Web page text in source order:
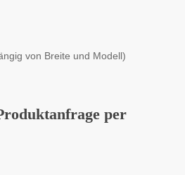
von Breite und Modell)
per